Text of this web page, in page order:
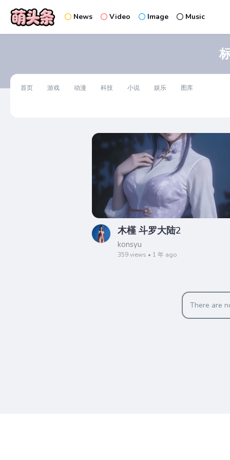
News Video Image Music
首页 游戏 动漫 科技 小说 娱乐 图库
木槿 斗罗大陆2
konsyu
359 views • 1 年 ago
There are